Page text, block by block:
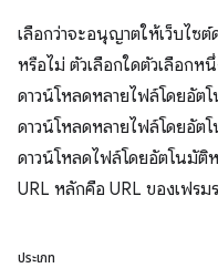
เลือกว่าจะอนุญาตให้เว็บไซ
หรือไม่ ตัวเลือกใดตัวเลือกห
ดาวน์โหลดหลายไฟล์โดยอัต
ดาวน์โหลดหลายไฟล์โดยอัต
ดาวน์โหลดไฟล์โดยอัตโนมัติ
URL หลักคือ URL ของเฟร
ประเภท